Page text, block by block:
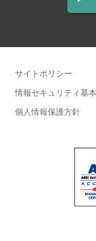
サイトポリシー
情報セキュリティ基
個人情報保護方針